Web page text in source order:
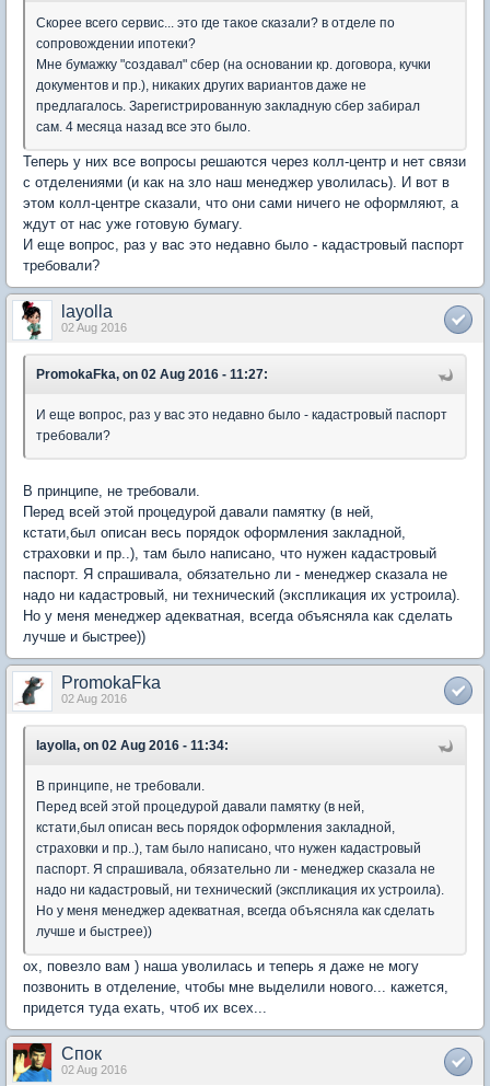
Скорее всего сервис... это где такое сказали? в отделе по
сопровождении ипотеки?
Мне бумажку "создавал" сбер (на основании кр. договора, кучки
документов и пр.), никаких других вариантов даже не
предлагалось. Зарегистрированную закладную сбер забирал
сам. 4 месяца назад все это было.
Теперь у них все вопросы решаются через колл-центр и нет связи
с отделениями (и как на зло наш менеджер уволилась). И вот в
этом колл-центре сказали, что они сами ничего не оформляют, а
ждут от нас уже готовую бумагу.
И еще вопрос, раз у вас это недавно было - кадастровый паспорт
требовали?
layolla
02 Aug 2016
PromokaFka, on 02 Aug 2016 - 11:27:
И еще вопрос, раз у вас это недавно было - кадастровый паспорт
требовали?
В принципе, не требовали.
Перед всей этой процедурой давали памятку (в ней,
кстати,был описан весь порядок оформления закладной,
страховки и пр..), там было написано, что нужен кадастровый
паспорт. Я спрашивала, обязательно ли - менеджер сказала не
надо ни кадастровый, ни технический (экспликация их устроила).
Но у меня менеджер адекватная, всегда объясняла как сделать
лучше и быстрее))
PromokaFka
02 Aug 2016
layolla, on 02 Aug 2016 - 11:34:
В принципе, не требовали.
Перед всей этой процедурой давали памятку (в ней,
кстати,был описан весь порядок оформления закладной,
страховки и пр..), там было написано, что нужен кадастровый
паспорт. Я спрашивала, обязательно ли - менеджер сказала не
надо ни кадастровый, ни технический (экспликация их устроила).
Но у меня менеджер адекватная, всегда объясняла как сделать
лучше и быстрее))
ох, повезло вам ) наша уволилась и теперь я даже не могу
позвонить в отделение, чтобы мне выделили нового... кажется,
придется туда ехать, чтоб их всех...
Спок
02 Aug 2016